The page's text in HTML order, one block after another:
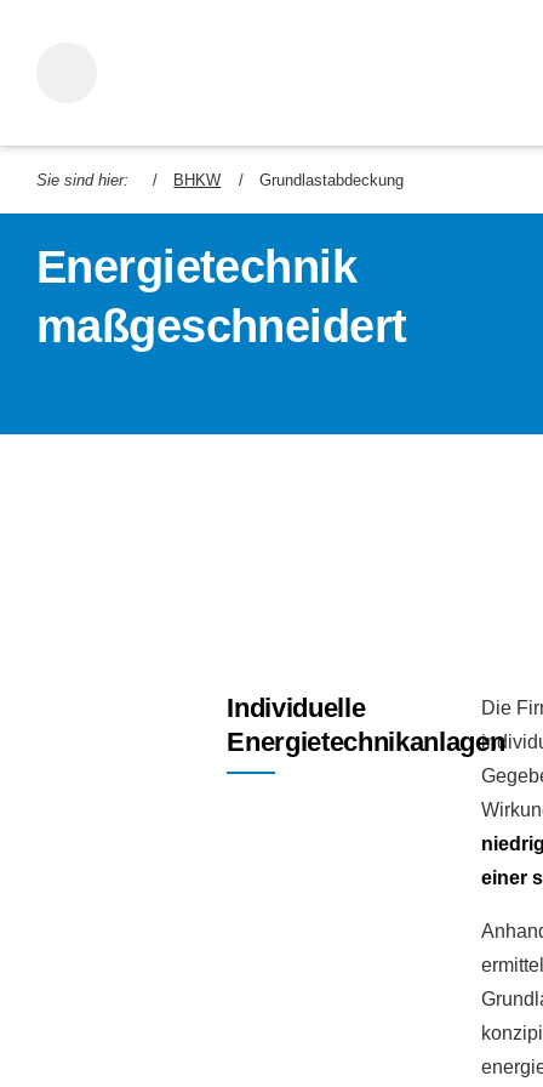
Sie sind hier: BHKW Grundlastabdeckung
Energietechnik
maßgeschneidert
Individuelle
Energietechnikanlagen
Die
einer